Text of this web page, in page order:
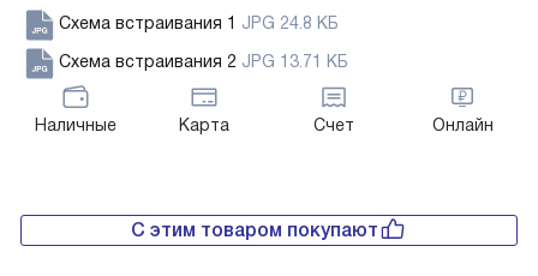
Схема встраивания 1 JPG 24.8 КБ
Схема встраивания 2 JPG 13.71 КБ
Наличные Карта Счет Онлайн
С этим товаром покупают